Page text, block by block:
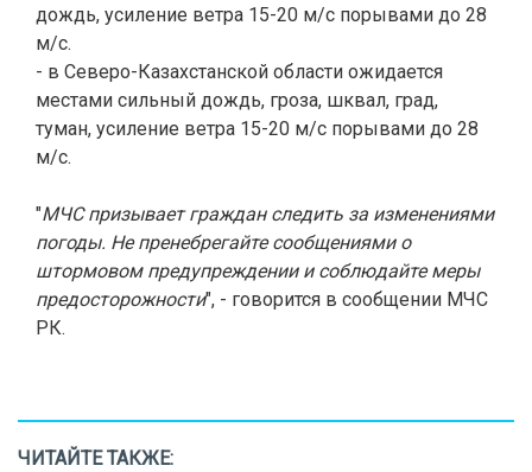
дождь, усиление ветра 15-20 м/с порывами до 28
м/с.
- в Северо-Казахстанской области ожидается
местами сильный дождь, гроза, шквал, град,
туман, усиление ветра 15-20 м/с порывами до 28
м/с.
"МЧС призывает граждан следить за изменениями
погоды. Не пренебрегайте сообщениями о
штормовом предупреждении и соблюдайте меры
предосторожности", - говорится в сообщении МЧС
РК.
ЧИТАЙТЕ ТАКЖЕ: